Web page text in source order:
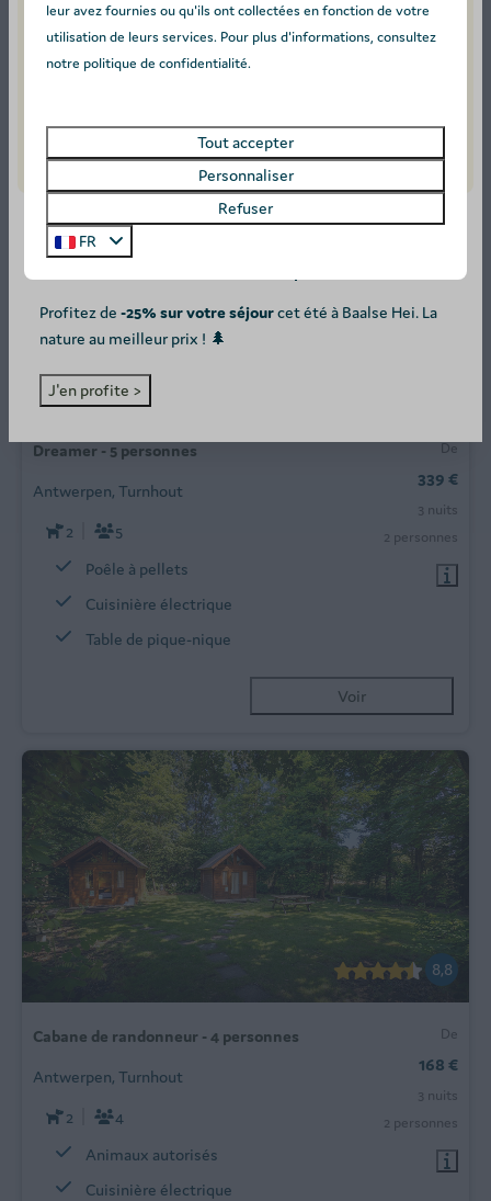
2 personnes
Animaux autorisés
De
339 €
3 nuits
2 personnes
Dreamer - 5 personnes
Antwerpen, Turnhout
2
5
Poêle à pellets
Cuisinière électrique
Table de pique-nique
Voir
8,8
De
168 €
3 nuits
2 personnes
Cabane de randonneur - 4 personnes
Antwerpen, Turnhout
2
4
Animaux autorisés
Cuisinière électrique
SUMMER DEAL: -25%! ☀️
Profitez de -25% sur votre séjourcet été à Baalse Hei. La
nature au meilleur prix ! 🌲
J'en profite >
leur avez fournies ou qu'ils ont collectées en fonction de votre
utilisation de leurs services. Pour plus d'informations, consultez
notre politique de confidentialité.
Tout accepter
Personnaliser
Refuser
FR